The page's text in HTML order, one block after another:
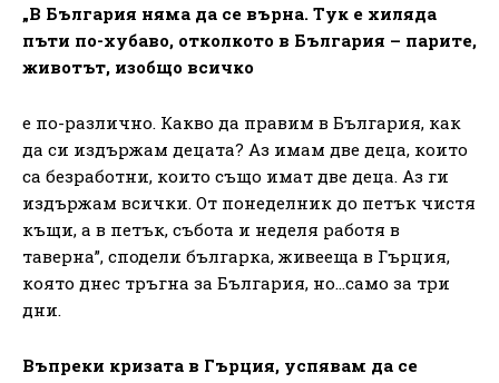
„В България няма да се върна. Тук е хиляда
пъти по-хубаво, отколкото в България – парите,
животът, изобщо всичко
е по-различно. Какво да правим в България, как
да си издържам децата? Аз имам две деца, които
са безработни, които също имат две деца. Аз ги
издържам всички. От понеделник до петък чистя
къщи, а в петък, събота и неделя работя в
таверна”, сподели българка, живееща в Гърция,
която днес тръгна за България, но…само за три
дни.
Въпреки кризата в Гърция, успявам да се